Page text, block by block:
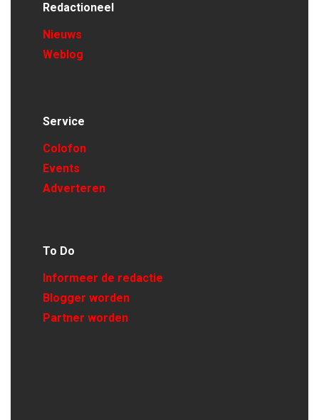
Redactioneel
Nieuws
Weblog
Service
Colofon
Events
Adverteren
To Do
Informeer de redactie
Blogger worden
Partner worden